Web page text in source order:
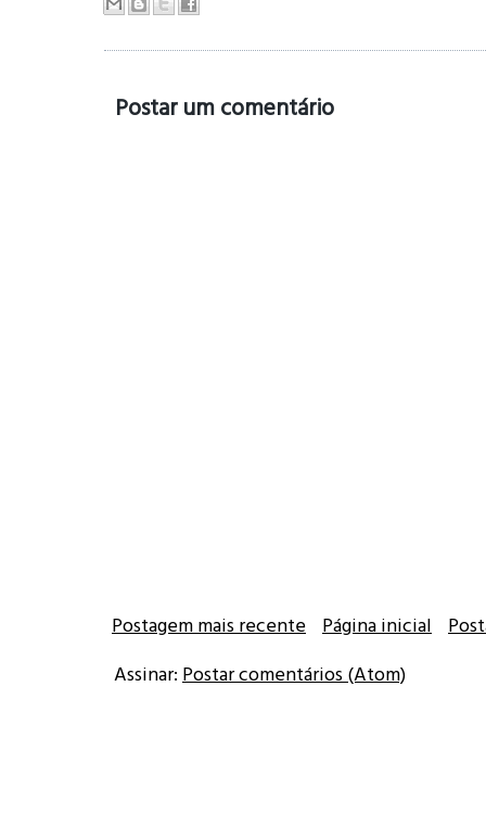
Postar um comentário
Postagem mais recente Página inicial
Assinar: Postar comentários (Atom)